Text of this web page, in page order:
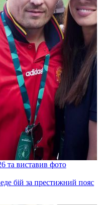
та виставив фото
бій за престижний пояс